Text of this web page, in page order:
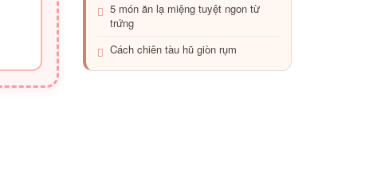
5 món ăn lạ miệng tuyệt ngon từ
trứng
Cách chiên tàu hũ giòn rụm